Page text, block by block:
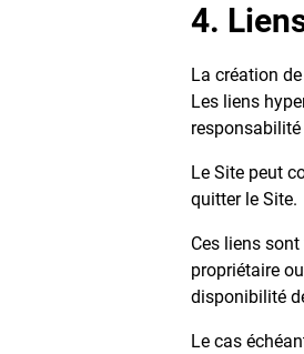
4.
La création
Les liens
responsabilité
Le Site peut
quitter le Site.
Ces liens
propriétaire
disponibilité
Le cas